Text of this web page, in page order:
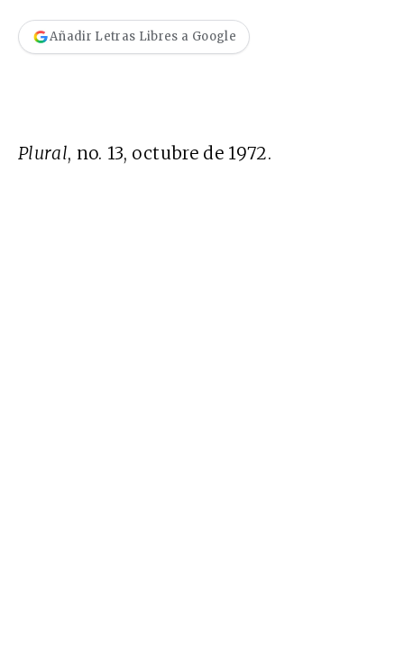
Añadir Letras Libres a Google
Plural, no. 13, octubre de 1972.